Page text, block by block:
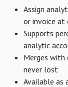
Assign
or invoice at
Supports
analytic
Merges with
never lost
Available as